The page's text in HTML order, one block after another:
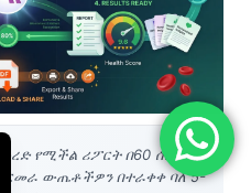
የሚችል ሪፖርት በ60 ሰከንዶች
ውጤቶችዎን በተራቀቀ ባለ 5-